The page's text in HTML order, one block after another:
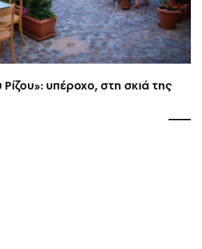
υπέροχο, στη σκιά της